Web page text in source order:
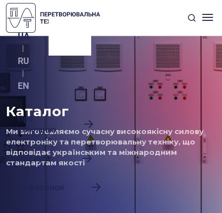
UA
|
RU
|
EN
Про
компанію
Послуги
Референси
Каталог
Ми виготовляємо сучасну високоякісну силову
електроніку та перетворювальну техніку, що
відповідає українським та міжнародним
стандартам якості